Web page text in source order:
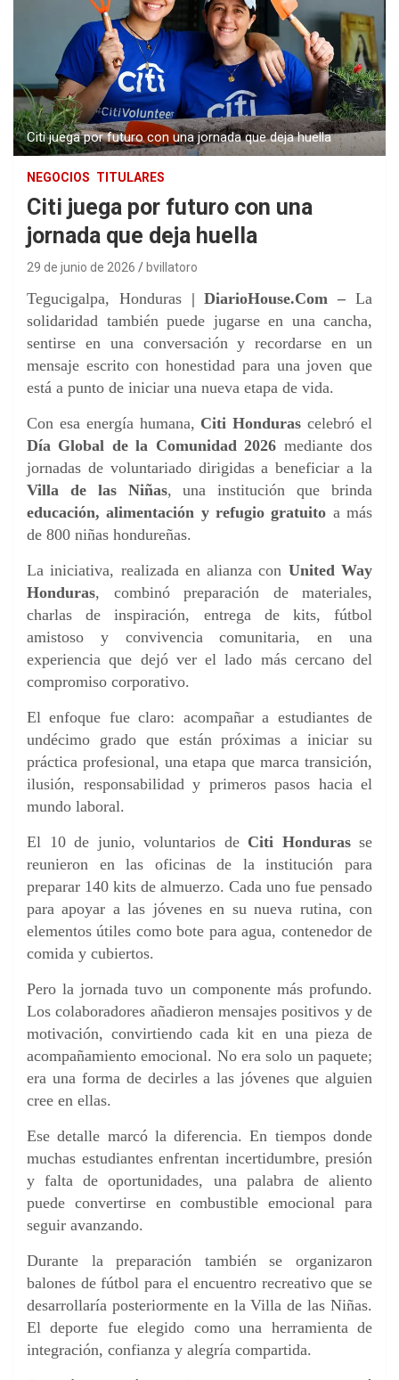
Citi juega por futuro con una jornada que deja huella
NEGOCIOS TITULARES
Citi juega por futuro con una
jornada que deja huella
29 de junio de 2026 bvillatoro
Tegucigalpa, Honduras| DiarioHouse.Com –La
solidaridad también puede jugarse en una cancha,
sentirse en una conversación y recordarse en un
mensaje escrito con honestidad para una joven que
está a punto de iniciar una nueva etapa de vida.
Con esa energía humana, Citi Honduras celebró el
Día Global de la Comunidad 2026 mediante dos
jornadas de voluntariado dirigidas a beneficiar a la
Villa de las Niñas, una institución que brinda
educación, alimentación y refugio gratuito a más
de 800 niñas hondureñas.
La iniciativa, realizada en alianza con United Way
Honduras, combinó preparación de materiales,
charlas de inspiración, entrega de kits, fútbol
amistoso y convivencia comunitaria, en una
experiencia que dejó ver el lado más cercano del
compromiso corporativo.
El enfoque fue claro: acompañar a estudiantes de
undécimo grado que están próximas a iniciar su
práctica profesional, una etapa que marca transición,
ilusión, responsabilidad y primeros pasos hacia el
mundo laboral.
El 10 de junio, voluntarios de Citi Hondurasse
reunieron en las oficinas de la institución para
preparar 140 kits de almuerzo. Cada uno fue pensado
para apoyar a las jóvenes en su nueva rutina, con
elementos útiles como bote para agua, contenedor de
comida y cubiertos.
Pero la jornada tuvo un componente más profundo.
Los colaboradores añadieron mensajes positivos y de
motivación, convirtiendo cada kit en una pieza de
acompañamiento emocional. No era solo un paquete;
era una forma de decirles a las jóvenes que alguien
cree en ellas.
Ese detalle marcó la diferencia. En tiempos donde
muchas estudiantes enfrentan incertidumbre, presión
y falta de oportunidades, una palabra de aliento
puede convertirse en combustible emocional para
seguir avanzando.
Durante la preparación también se organizaron
balones de fútbol para el encuentro recreativo que se
desarrollaría posteriormente en la Villa de las Niñas.
El deporte fue elegido como una herramienta de
integración, confianza y alegría compartida.